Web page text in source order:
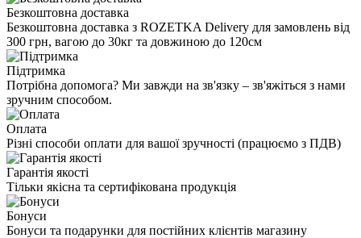
Безкоштовна доставка
Безкоштовна доставка з ROZETKA Delivery для замовлень від
300 грн, вагою до 30кг та довжиною до 120см
Підтримка
Потрібна допомога? Ми завжди на зв'язку – зв'яжіться з нами
зручним способом.
Оплата
Різні способи оплати для вашої зручності (працюємо з ПДВ)
Гарантія якості
Тільки якісна та сертифікована продукція
Бонуси
Бонуси та подарунки для постійних клієнтів магазину